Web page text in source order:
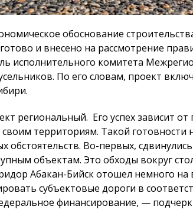
обоснование
и внесено на рассмотрение
исполнительного комитета
По его словам, проект
региональный. Его успех зависит
территориям. Такой готовности
обстоятельств. Во-первых,
объектам. Это обходы вокруг
Абакан-Бийск отошел немного
субъектовые дороги в
финансирование, —